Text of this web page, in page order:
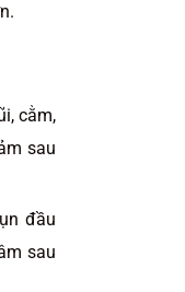
cằm,
sau
đầu
sau